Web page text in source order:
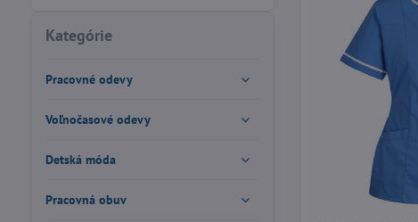
fulltextom
Kategórie
Pracovné odevy
Voľnočasové odevy
Detská móda
Pracovná obuv